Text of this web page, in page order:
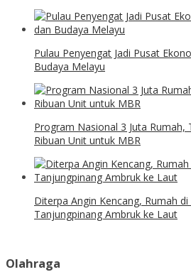
Pulau Penyengat Jadi Pusat
Budaya Melayu
Program Nasional 3 Juta Rumah,
Ribuan Unit untuk MBR
Diterpa Angin Kencang, Rumah
Tanjungpinang Ambruk ke Laut
Olahraga